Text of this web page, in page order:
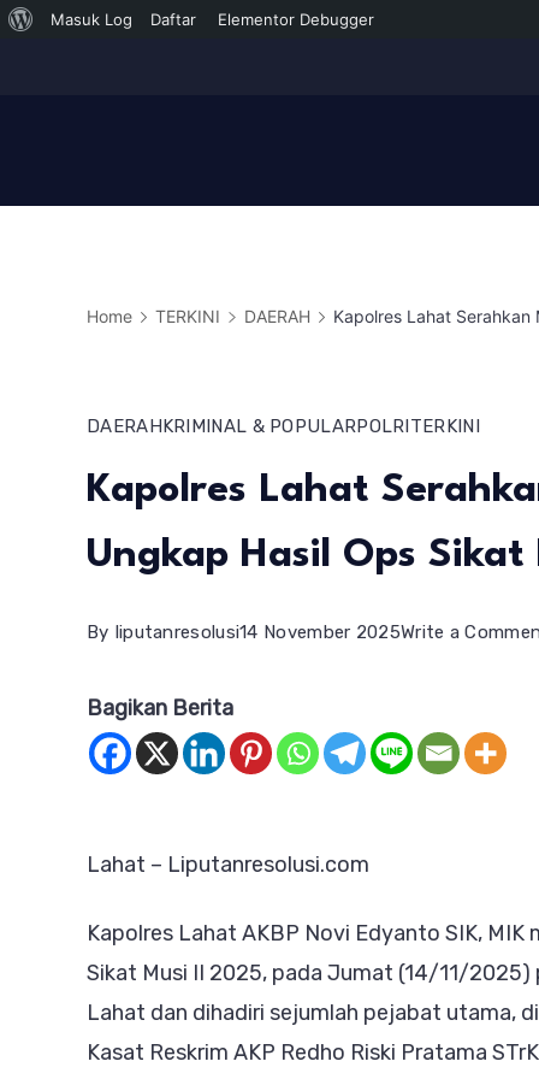
Tentang
Masuk Log Daftar Elementor Debugger
Home TERKINI DAERAH Kapolres Lahat
DAERAHKRIMINAL & POPULARPOLRITERKINI
Kapolres Lahat
Ungkap Hasil Ops
By liputanresolusi14 November 2025Write a
Bagikan Berita
Lahat – Liputanresolusi.com
Kapolres Lahat AKBP Novi Edyanto SIK,
Sikat Musi II 2025, pada Jumat (14/11/2025)
Lahat dan dihadiri sejumlah pejabat utama,
Kasat Reskrim AKP Redho Riski Pratama